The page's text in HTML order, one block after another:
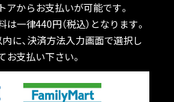
からお支払いが可能です。
一律440円（税込）となります。
に、決済方法入力画面で選択し
支払い下さい。